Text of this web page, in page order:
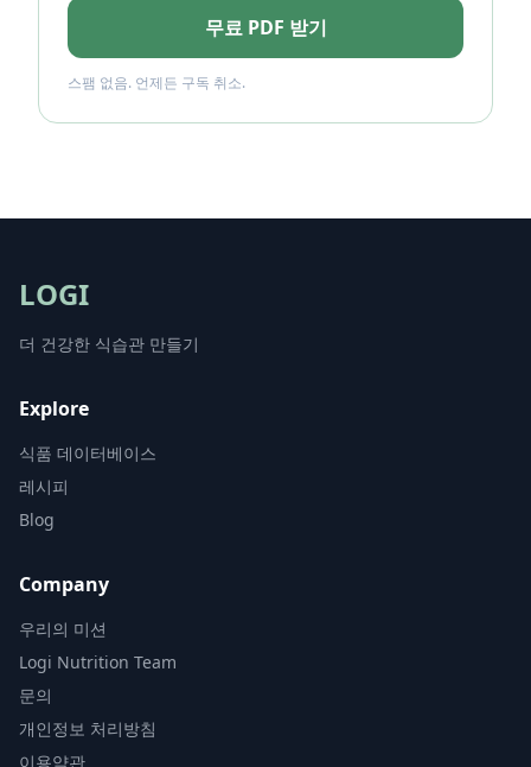
무료 PDF 받기
스팸 없음. 언제든 구독 취소.
LOGI
더 건강한 식습관 만들기
Explore
식품 데이터베이스
레시피
Blog
Company
우리의 미션
Logi Nutrition Team
문의
개인정보 처리방침
이용약관